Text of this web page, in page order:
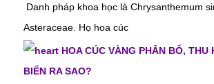
Danh pháp khoa học là Chrysanthemum
Asteraceae. Họ hoa cúc
HOA CÚC VÀNG PHÂN BỐ, THU
BIẾN RA SAO?